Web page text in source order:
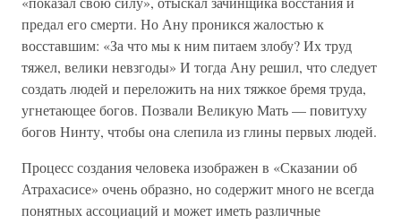
предал его смерти. Но Ану проникся жалостью к
восставшим: «За что мы к ним питаем злобу? Их труд
тяжел, велики невзгоды» И тогда Ану решил, что следует
создать людей и переложить на них тяжкое бремя труда,
угнетающее богов. Позвали Великую Мать — повитуху
богов Нинту, чтобы она слепила из глины первых людей.
Процесс создания человека изображен в «Сказании об
Атрахасисе» очень образно, но содержит много не всегда
понятных ассоциаций и может иметь различные